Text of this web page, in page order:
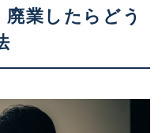
業したらどう